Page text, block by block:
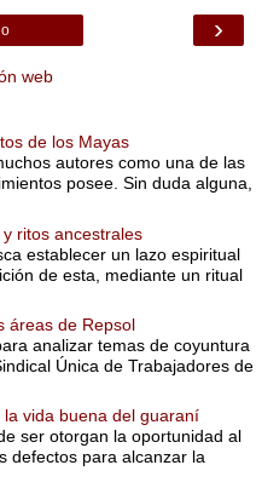
›
web
de los Mayas
autores como una de las
posee. Sin duda alguna,
ritos ancestrales
establecer un lazo espiritual
de esta, mediante un ritual
áreas de Repsol
analizar temas de coyuntura
Única de Trabajadores de
vida buena del guaraní
ser otorgan la oportunidad al
defectos para alcanzar la